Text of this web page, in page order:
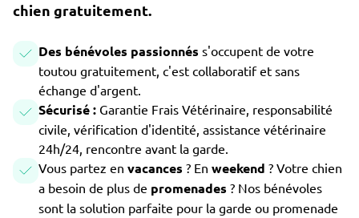
chien gratuitement.
Des bénévoles passionnés s'occupent de votre
toutou gratuitement, c'est collaboratif et sans
échange d'argent.
Sécurisé : Garantie Frais Vétérinaire, responsabilité
civile, vérification d'identité, assistance vétérinaire
24h/24, rencontre avant la garde.
Vous partez en vacances ? En weekend ? Votre chien
a besoin de plus de promenades ? Nos bénévoles
sont la solution parfaite pour la garde ou promenade